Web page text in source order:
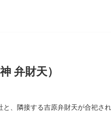
弁財天）
、隣接する吉原弁財天が合祀さ